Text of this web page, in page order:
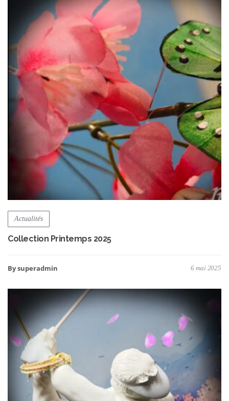
Actualités
Collection Printemps 2025
By superadmin 6 mai 2025